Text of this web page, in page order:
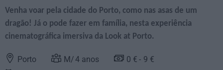
Venha voar pela cidade do Porto, como nas asas de um
dragão! Já o pode fazer em família, nesta experiência
cinematográfica imersiva da Look at Porto.
Porto 4 anos 0 €
9 €